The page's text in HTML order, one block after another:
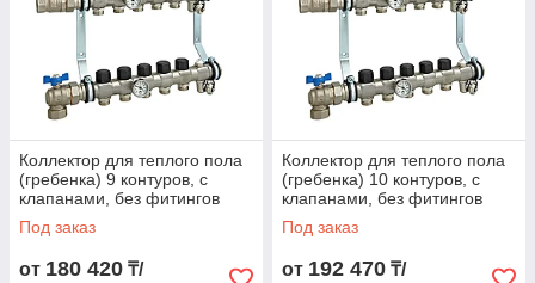
Коллектор для теплого пола
(гребенка) 9 контуров, с
клапанами, без фитингов
Под заказ
от 180 420 ₸/
Коллектор для теплого пола
(гребенка) 10 контуров, с
клапанами, без фитингов
Под заказ
от 192 470 ₸/